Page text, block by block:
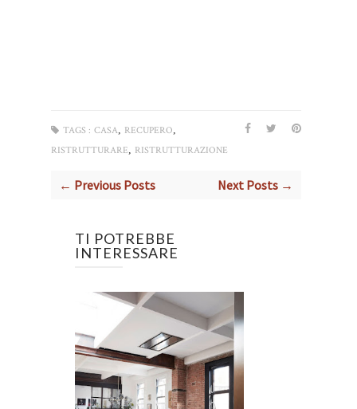
TAGS : CASA RECUPERO
RISTRUTTURARE
RISTRUTTURAZIONE
← Previous Posts Next Posts →
TI POTREBBE
INTERESSARE